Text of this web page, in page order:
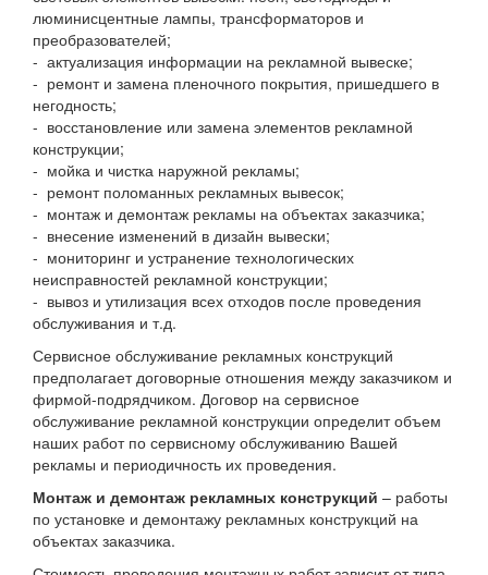
люминисцентные лампы, трансформаторов и
преобразователей;
- актуализация информации на рекламной вывеске;
- ремонт и замена пленочного покрытия, пришедшего в
негодность;
- восстановление или замена элементов рекламной
конструкции;
- мойка и чистка наружной рекламы;
- ремонт поломанных рекламных вывесок;
- монтаж и демонтаж рекламы на объектах заказчика;
- внесение изменений в дизайн вывески;
- мониторинг и устранение технологических
неисправностей рекламной конструкции;
- вывоз и утилизация всех отходов после проведения
обслуживания и т.д.
Сервисное обслуживание рекламных конструкций
предполагает договорные отношения между заказчиком и
фирмой-подрядчиком. Договор на сервисное
обслуживание рекламной конструкции определит объем
наших работ по сервисному обслуживанию Вашей
рекламы и периодичность их проведения.
Монтаж и демонтаж рекламных конструкций – работы
по установке и демонтажу рекламных конструкций на
объектах заказчика.